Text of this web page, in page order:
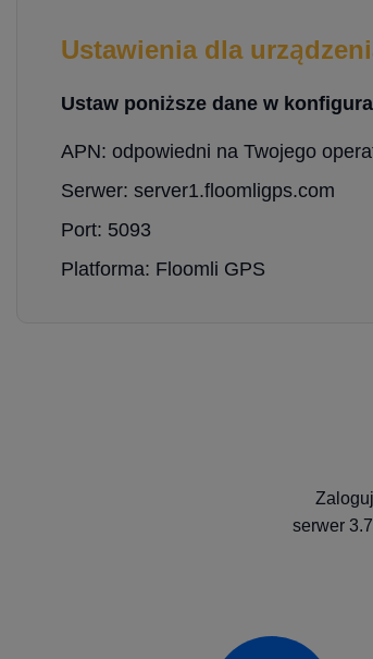
Ustawienia dla
Ustaw poniższe dane w
APN: odpowiedni na Twojego
Serwer: server1.floomligps.com
Port: 5093
Platforma: Floomli GPS
serwer